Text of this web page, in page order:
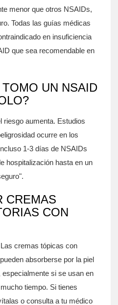
menor que otros NSAIDs,
Todas las guías médicas
en insuficiencia
que sea recomendable en
UN NSAID
riesgo aumenta. Estudios
ocurre en los
1-3 días de NSAIDs
hospitalización hasta en un
CREMAS
CON
cremas tópicas con
absorberse por la piel
si se usan en
tiempo. Si tienes
o consulta a tu médico